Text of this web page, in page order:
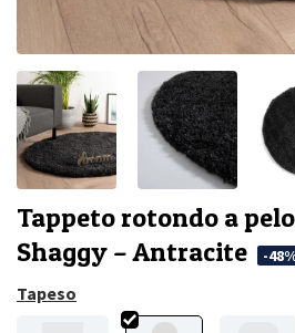
Tappeto rotondo a
Shaggy – Antracite
-
Tapeso